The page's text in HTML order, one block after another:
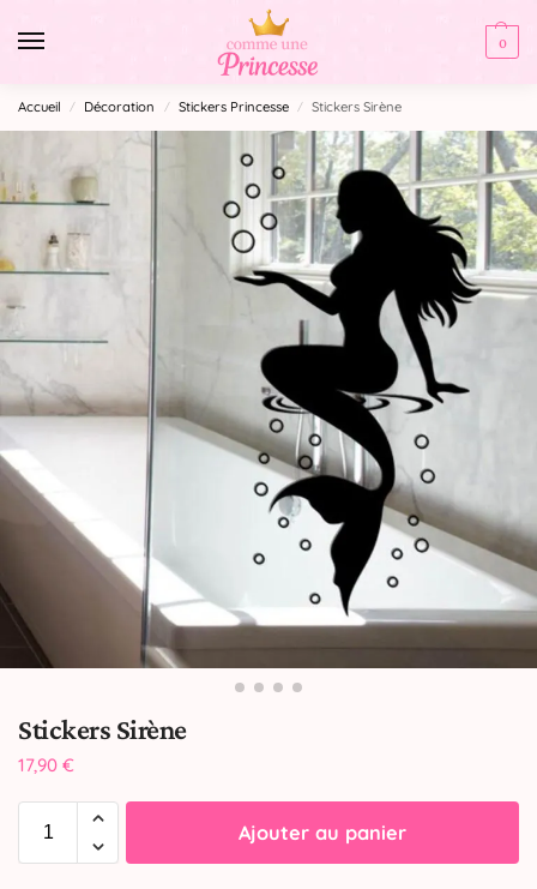
0
Accueil / Décoration / Stickers Princesse / Stickers Sirène
Stickers Sirène
17,90 €
Ajouter au panier